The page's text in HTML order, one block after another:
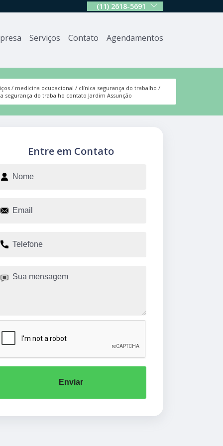
(11) 2618-5691
Serviços Contato Agendamentos
medicina ocupacional
clínica segurança do trabalho
segurança do trabalho contato Jardim Assunção
Entre em Contato
Enviar